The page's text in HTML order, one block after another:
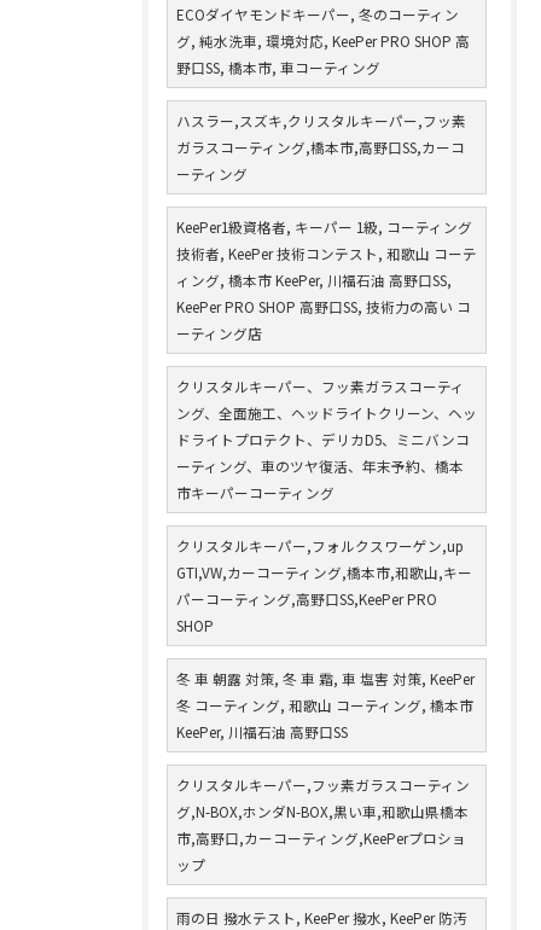
ECOダイヤモンドキーパー, 冬のコーティン
グ, 純水洗車, 環境対応, KeePer PRO SHOP 高
野口SS, 橋本市, 車コーティング
ハスラー,スズキ,クリスタルキーパー,フッ素
ガラスコーティング,橋本市,高野口SS,カーコ
ーティング
KeePer1級資格者, キーパー 1級, コーティング
技術者, KeePer 技術コンテスト, 和歌山 コーテ
ィング, 橋本市 KeePer, 川福石油 高野口SS,
KeePer PRO SHOP 高野口SS, 技術力の高い コ
ーティング店
クリスタルキーパー、フッ素ガラスコーティ
ング、全面施工、ヘッドライトクリーン、ヘッ
ドライトプロテクト、デリカD5、ミニバンコ
ーティング、車のツヤ復活、年末予約、橋本
市キーパーコーティング
クリスタルキーパー,フォルクスワーゲン,up
GTI,VW,カーコーティング,橋本市,和歌山,キー
パーコーティング,高野口SS,KeePer PRO
SHOP
冬 車 朝露 対策, 冬 車 霜, 車 塩害 対策, KeePer
冬 コーティング, 和歌山 コーティング, 橋本市
KeePer, 川福石油 高野口SS
クリスタルキーパー,フッ素ガラスコーティン
グ,N-BOX,ホンダN-BOX,黒い車,和歌山県橋本
市,高野口,カーコーティング,KeePerプロショ
ップ
雨の日 撥水テスト, KeePer 撥水, KeePer 防汚